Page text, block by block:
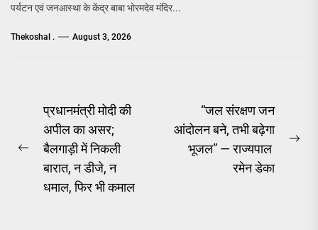
पर्यटन एवं जनआस्था के केंद्र बाबा भोरमदेव मंदिर...
Thekoshal . August 3, 2026
Post
navigation
Previous
प्रधानमंत्री मोदी की
अपील का असर;
बैलगाड़ी में निकली
बारात, न डीजे, न
धमाल, फिर भी कमाल
“जल संरक्षण जन
आंदोलन बने, तभी बढ़ेगा
भूजल” — राज्यपाल
रमेन डेका